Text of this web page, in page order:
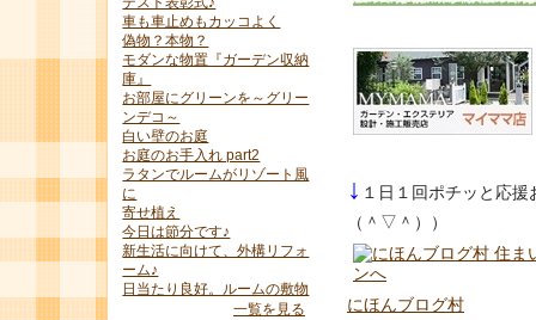
↓ １日１回ポチッと応
（＾▽＾））
にほんブログ村
車も車止めもカッコよく
偽物？本物？
モダンな物置『ガーデン収納
庫』
お部屋にグリーンを～グリー
ンデコ～
白い壁のお庭
お庭のお手入れ part2
ラタンでルームがリゾート風
に
寄せ植え
今日は節分です♪
新生活に向けて、外構リフォ
ーム♪
日当たり良好。ルームの敷物
一覧を見る